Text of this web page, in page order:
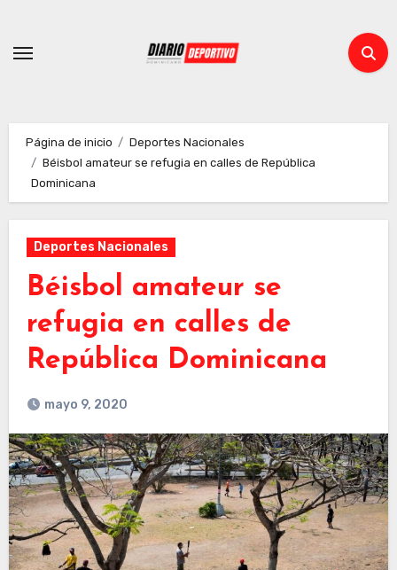
contenido
Página de inicio
Deportes Nacionales
Béisbol amateur se refugia en calles de República
Dominicana
Deportes Nacionales
Béisbol amateur se
refugia en calles de
República Dominicana
mayo 9, 2020